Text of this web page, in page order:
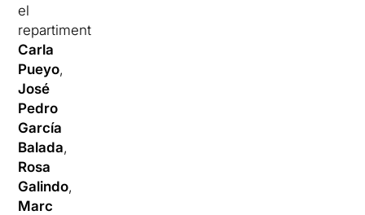
el
repartiment
Carla
Pueyo,
José
Pedro
García
Balada,
Rosa
Galindo,
Marc